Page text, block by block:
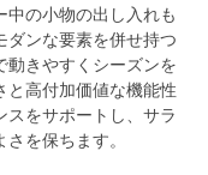
の小物の出し入れも
ダンな要素を併せ持つ
動きやすくシーズンを
と高付加価値な機能性
スをサポートし、サラ
を保ちます。